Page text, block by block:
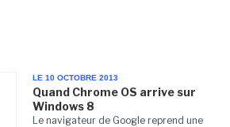
LE 10 OCTOBRE 2013
Quand Chrome OS arrive sur
Windows 8
Le navigateur de Google reprend une